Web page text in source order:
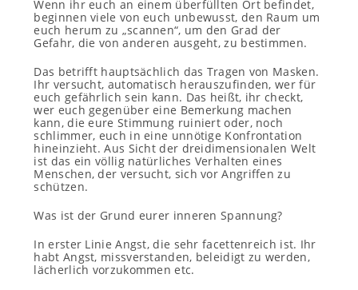
Wenn ihr euch an einem überfüllten Ort befindet,
beginnen viele von euch unbewusst, den Raum um
euch herum zu „scannen“, um den Grad der
Gefahr, die von anderen ausgeht, zu bestimmen.
Das betrifft hauptsächlich das Tragen von Masken.
Ihr versucht, automatisch herauszufinden, wer für
euch gefährlich sein kann. Das heißt, ihr checkt,
wer euch gegenüber eine Bemerkung machen
kann, die eure Stimmung ruiniert oder, noch
schlimmer, euch in eine unnötige Konfrontation
hineinzieht. Aus Sicht der dreidimensionalen Welt
ist das ein völlig natürliches Verhalten eines
Menschen, der versucht, sich vor Angriffen zu
schützen.
Was ist der Grund eurer inneren Spannung?
In erster Linie Angst, die sehr facettenreich ist. Ihr
habt Angst, missverstanden, beleidigt zu werden,
lächerlich vorzukommen etc.